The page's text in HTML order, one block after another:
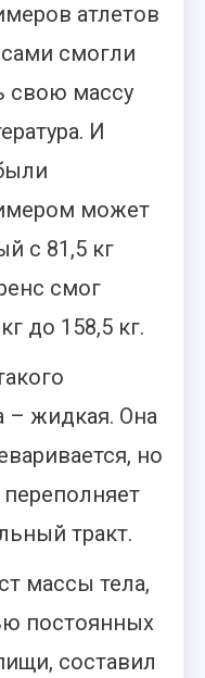
атлетов
смогли
свою массу
И
может
с 81,5 кг
смог
до 158,5 кг.
– жидкая. Она
но
тракт.
массы тела,
постоянных
составил